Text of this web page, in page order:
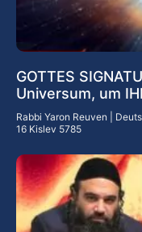
GOTTES
Universum, um
Rabbi Yaron Reuven |
16 Kislev 5785